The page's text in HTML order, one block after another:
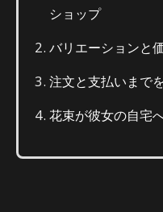
ショップ
バリエーションと
注文と支払いまで
花束が彼女の自宅